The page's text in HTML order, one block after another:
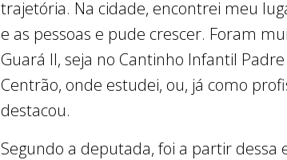
trajetória. Na cidade, encontrei meu
e as pessoas e pude crescer. Foram
Guará II, seja no Cantinho Infantil
Centrão, onde estudei, ou, já como
destacou.
Segundo a deputada, foi a partir dessa